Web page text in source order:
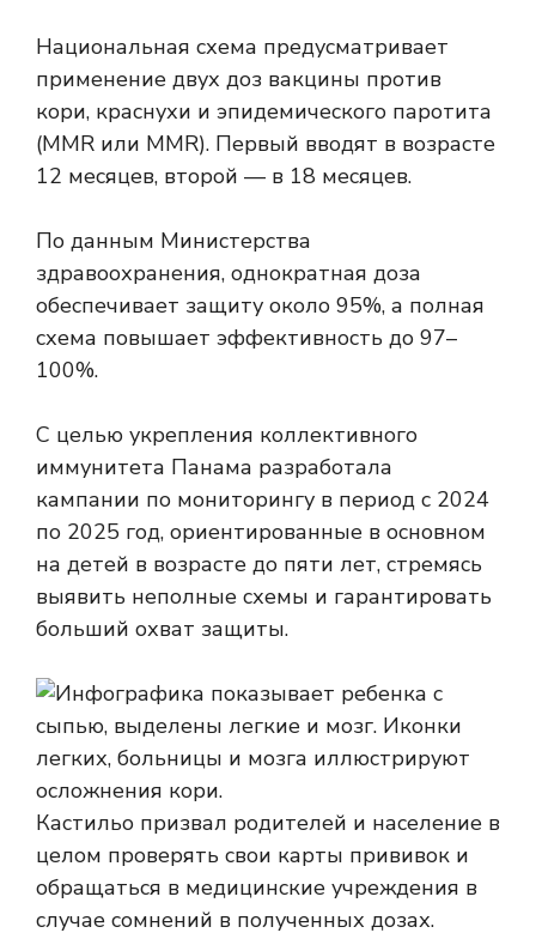
Национальная схема предусматривает
применение двух доз вакцины против
кори, краснухи и эпидемического паротита
(MMR или MMR). Первый вводят в возрасте
12 месяцев, второй — в 18 месяцев.
По данным Министерства
здравоохранения, однократная доза
обеспечивает защиту около 95%, а полная
схема повышает эффективность до 97–
100%.
С целью укрепления коллективного
иммунитета Панама разработала
кампании по мониторингу в период с 2024
по 2025 год, ориентированные в основном
на детей в возрасте до пяти лет, стремясь
выявить неполные схемы и гарантировать
больший охват защиты.
Кастильо призвал родителей и население в
целом проверять свои карты прививок и
обращаться в медицинские учреждения в
случае сомнений в полученных дозах.